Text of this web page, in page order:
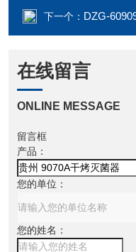
下一个： DZG-
在线留言
ONLINE MESSAGE
留言框
产品：
您的单位：
您的姓名：